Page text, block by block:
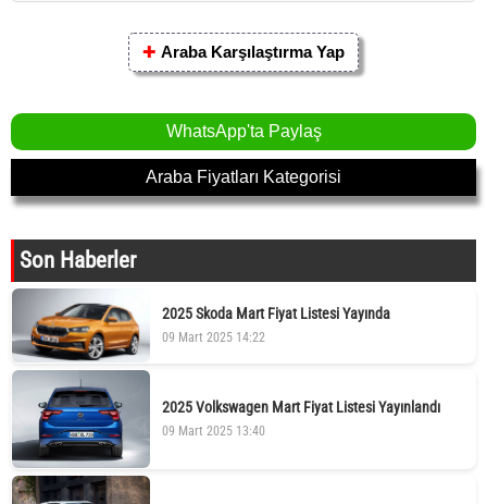
✚ Araba Karşılaştırma Yap
WhatsApp'ta Paylaş
Araba Fiyatları Kategorisi
Son Haberler
2025 Skoda Mart Fiyat Listesi Yayında
09 Mart 2025 14:22
2025 Volkswagen Mart Fiyat Listesi Yayınlandı
09 Mart 2025 13:40